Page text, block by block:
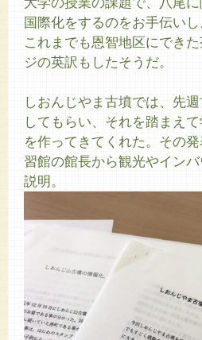
国際化をするのをお手伝いし
これまでも恩智地区にでき
ジの英訳もしたそうだ。
しおんじやま古墳では、先
してもらい、それを踏まえ
を作ってきてくれた。その
習館の館長から観光やイン
説明。